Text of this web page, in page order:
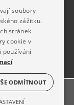
soubory
zážitku.
stránek
cookie v
používání
ODMÍTNOUT